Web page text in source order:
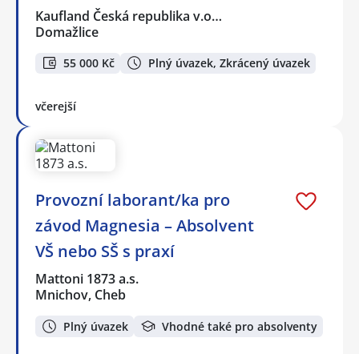
Kaufland Česká republika v.o…
Domažlice
55 000 Kč Plný úvazek, Zkrácený úvazek
včerejší
Provozní laborant/ka pro
závod Magnesia – Absolvent
VŠ nebo SŠ s praxí
Mattoni 1873 a.s.
Mnichov, Cheb
Plný úvazek Vhodné také pro absolventy